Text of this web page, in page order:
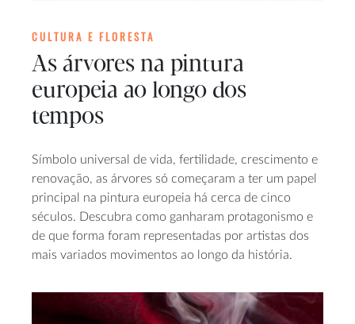
CULTURA E FLORESTA
As árvores na pintura
europeia ao longo dos
tempos
Símbolo universal de vida, fertilidade, crescimento e
renovação, as árvores só começaram a ter um papel
principal na pintura europeia há cerca de cinco
séculos. Descubra como ganharam protagonismo e
de que forma foram representadas por artistas dos
mais variados movimentos ao longo da história.